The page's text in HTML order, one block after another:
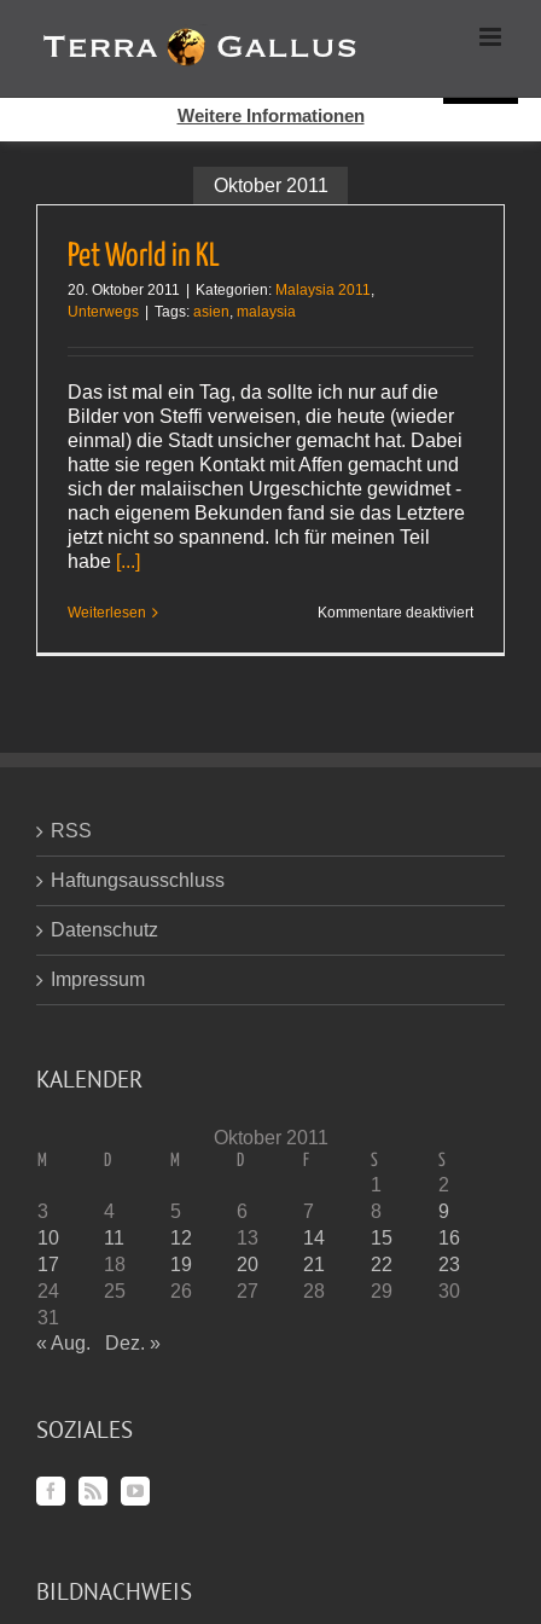
Inhalt
springen
Oktober 2011
Pet World in KL
20. Oktober 2011 Kategorien: Malaysia 2011,
Unterwegs
Tags: asien, malaysia
Das ist mal ein Tag, da sollte ich nur auf die
Bilder von Steffi verweisen, die heute (wieder
einmal) die Stadt unsicher gemacht hat. Dabei
hatte sie regen Kontakt mit Affen gemacht und
sich der malaiischen Urgeschichte gewidmet -
nach eigenem Bekunden fand sie das Letztere
jetzt nicht so spannend. Ich für meinen Teil
habe [...]
Weiterlesen Kommentare deaktiviertfür
RSS
Haftungsausschluss
Datenschutz
Impressum
KALENDER
Oktober 2011
M D M D F S S
1
2
3
4 5 6 7 8
9
10
11 12 13 14 15
16
17
18 19 20 21 22
23
24
25 26 27 28 29
30
31
« Aug.
Dez. »
SOZIALES
BILDNACHWEIS
Cookies helfen auf auf dieser Seite bei der Bereitstellung der
Dienste. Durch die Nutzung dieser Webseite erklären Sie sich
Weitere Informationen